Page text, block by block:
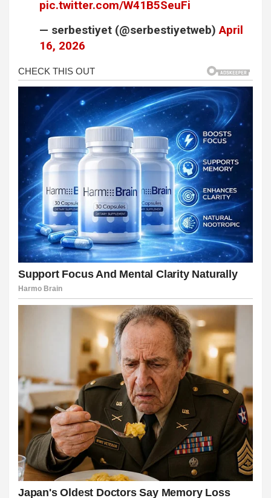
pic.twitter.com/W41B5SeuFi
— serbestiyet (@serbestiyetweb)April
16, 2026